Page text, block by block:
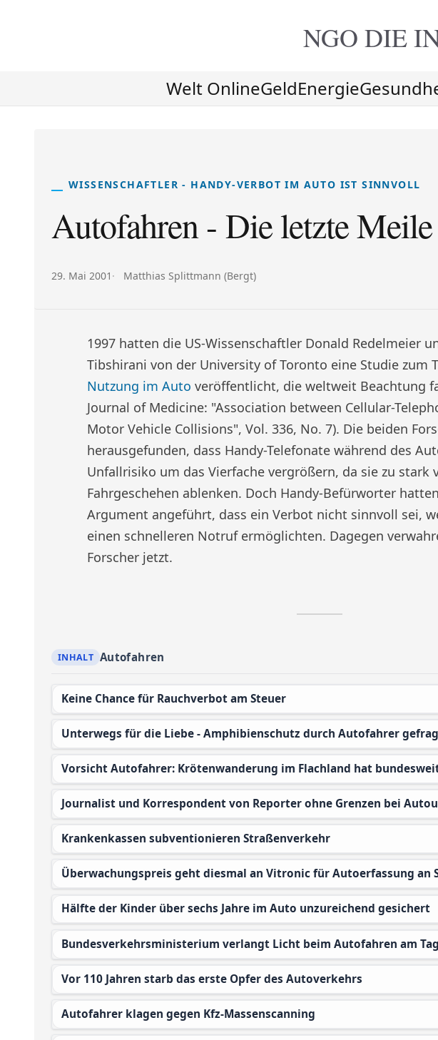
NGO DIE
Welt OnlineGeldEnergie
WISSENSCHAFTLER - HANDY-VERBOT IM AUTO IST SINNVOLL
Autofahren - Die letzte
Veröffentlicht am:
29. Mai 2001 Autor:
Matthias Splittmann (Bergt)
1997 hatten die US-Wissenschaftler Donald Redelmeier
Tibshirani von der University of Toronto eine Studie zum
Nutzung im Auto veröffentlicht, die weltweit Beachtung
Journal of Medicine: "Association between Cellular-
Motor Vehicle Collisions", Vol. 336, No. 7). Die beiden
herausgefunden, dass Handy-Telefonate während des
Unfallrisiko um das Vierfache vergrößern, da sie zu stark
Fahrgeschehen ablenken. Doch Handy-Befürworter
Argument angeführt, dass ein Verbot nicht sinnvoll sei,
einen schnelleren Notruf ermöglichten. Dagegen
Forscher jetzt.
Autofahren
Keine Chance für Rauchverbot am Steuer
Unterwegs für die Liebe - Amphibienschutz durch Autofahrer
Vorsicht Autofahrer: Krötenwanderung im Flachland hat
Journalist und Korrespondent von Reporter ohne Grenzen bei
Krankenkassen subventionieren Straßenverkehr
Überwachungspreis geht diesmal an Vitronic für Autoerfassung an
Hälfte der Kinder über sechs Jahre im Auto unzureichend gesichert
Bundesverkehrsministerium verlangt Licht beim Autofahren am
Vor 110 Jahren starb das erste Opfer des Autoverkehrs
Autofahrer klagen gegen Kfz-Massenscanning